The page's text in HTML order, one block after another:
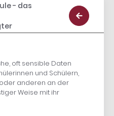
- das
oft sensible Daten
und Schülern,
anderen an der
Weise mit ihr